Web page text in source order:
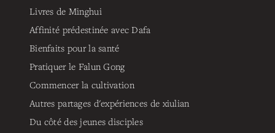
Livres de Minghui
Affinité prédestinée avec Dafa
Bienfaits pour la santé
Pratiquer le Falun Gong
Commencer la cultivation
Autres partages d'expériences de xiulian
Du côté des jeunes disciples